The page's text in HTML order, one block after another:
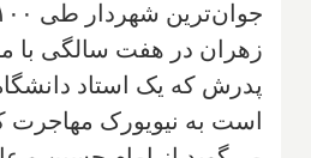
زهران در هفت سالگی با
پدرش که یک استاد
است به نیویورک مهاجرت